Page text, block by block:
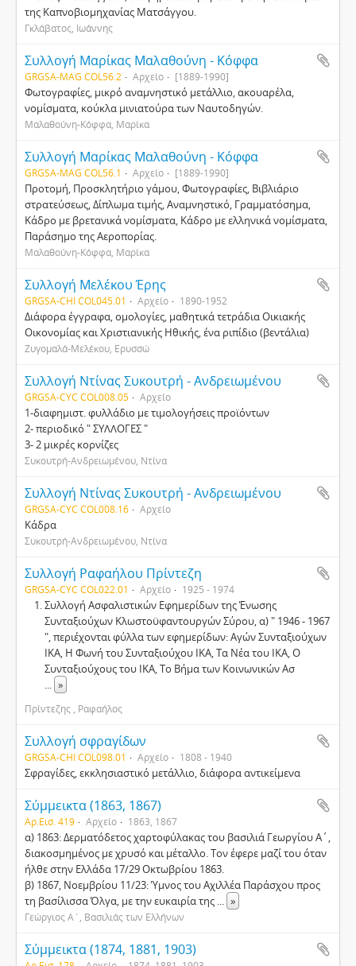
της Καπνοβιομηχανίας Ματσάγγου.
Γκλάβατος, Ιωάννης
Συλλογή Μαρίκας Μαλαθούνη - Κόφφα
GRGSA-MAG COL56.2 Αρχείο [1889-1990]
Φωτογραφίες, μικρό αναμνηστικό μετάλλιο, ακουαρέλα,
νομίσματα, κούκλα μινιατούρα των Ναυτοδηγών.
Μαλαθούνη-Κόφφα, Μαρίκα
Συλλογή Μαρίκας Μαλαθούνη - Κόφφα
GRGSA-MAG COL56.1 Αρχείο [1889-1990]
Προτομή, Προσκλητήριο γάμου, Φωτογραφίες, Βιβλιάριο
στρατεύσεως, Δίπλωμα τιμής, Αναμνηστικό, Γραμματόσημα,
Κάδρο με βρετανικά νομίσματα, Κάδρο με ελληνικά νομίσματα,
Παράσημο της Αεροπορίας.
Μαλαθούνη-Κόφφα, Μαρίκα
Συλλογή Μελέκου Έρης
GRGSA-CHI COL045.01 Αρχείο 1890-1952
Διάφορα έγγραφα, ομολογίες, μαθητικά τετράδια Οικιακής
Οικονομίας και Χριστιανικής Ηθικής, ένα ριπίδιο (βεντάλια)
Ζυγομαλά-Μελέκου, Ερυσσώ
Συλλογή Ντίνας Συκουτρή - Ανδρειωμένου
GRGSA-CYC COL008.05 Αρχείο
1-διαφημιστ. φυλλάδιο με τιμολογήσεις προϊόντων
2- περιοδικό " ΣΥΛΛΟΓΕΣ "
3- 2 μικρές κορνίζες
Συκουτρή-Ανδρειωμένου, Ντίνα
Συλλογή Ντίνας Συκουτρή - Ανδρειωμένου
GRGSA-CYC COL008.16 Αρχείο
Κάδρα
Συκουτρή-Ανδρειωμένου, Ντίνα
Συλλογή Ραφαήλου Πρίντεζη
GRGSA-CYC COL022.01 Αρχείο 1925 - 1974
Συλλογή Ασφαλιστικών Εφημερίδων της Ένωσης
Συνταξιούχων Κλωστοϋφαντουργών Σύρου, α) " 1946 - 1967
", περιέχονται φύλλα των εφημερίδων: Αγών Συνταξιούχων
ΙΚΑ, Η Φωνή του Συνταξιούχου ΙΚΑ, Τα Νέα του ΙΚΑ, Ο
Συνταξιούχους του ΙΚΑ, Το Βήμα των Κοινωνικών Ασ
... »
Πρίντεζης , Ραφαήλος
Συλλογή σφραγίδων
GRGSA-CHI COL098.01 Αρχείο 1808 - 1940
Σφραγίδες, εκκλησιαστικό μετάλλιο, διάφορα αντικείμενα
Σύμμεικτα (1863, 1867)
Αρ.Εισ. 419 Αρχείο 1863, 1867
α) 1863: Δερματόδετος χαρτοφύλακας του βασιλιά Γεωργίου Α΄,
διακοσμημένος με χρυσό και μέταλλο. Τον έφερε μαζί του όταν
ήλθε στην Ελλάδα 17/29 Οκτωβρίου 1863.
β) 1867, Νοεμβρίου 11/23: Ύμνος του Αχιλλέα Παράσχου προς
τη βασίλισσα Όλγα, με την ευκαιρία της ... »
Γεώργιος Α΄, Βασιλιάς των Ελλήνων
Σύμμεικτα (1874, 1881, 1903)